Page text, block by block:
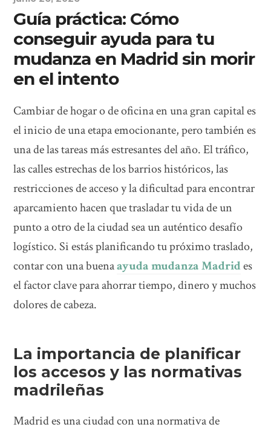
Guía práctica: Cómo
conseguir ayuda para tu
mudanza en Madrid sin morir
en el intento
Cambiar de hogar o de oficina en una gran capital es
el inicio de una etapa emocionante, pero también es
una de las tareas más estresantes del año. El tráfico,
las calles estrechas de los barrios históricos, las
restricciones de acceso y la dificultad para encontrar
aparcamiento hacen que trasladar tu vida de un
punto a otro de la ciudad sea un auténtico desafío
logístico. Si estás planificando tu próximo traslado,
contar con una buenaayuda mudanza Madrides
el factor clave para ahorrar tiempo, dinero y muchos
dolores de cabeza.
La importancia de planificar
los accesos y las normativas
madrileñas
Madrid es una ciudad con una normativa de